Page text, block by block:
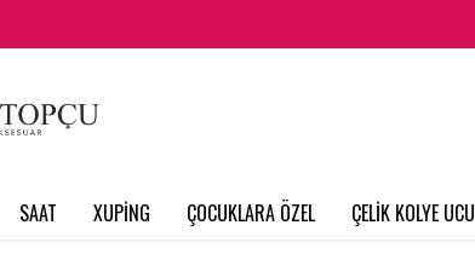
SAAT XUPİNG ÇOCUKLARA ÖZEL ÇELİK KOLYE UCU